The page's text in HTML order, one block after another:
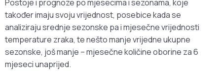
Postoje i prognoze po mjesecima i sezonama, koje
također imaju svoju vrijednost, posebice kada se
analiziraju srednje sezonske pa i mjesečne vrijednosti
temperature zraka, te nešto manje vrijedne ukupne
sezonske, još manje – mjesečne količine oborine za 6
mjeseci unaprijed.